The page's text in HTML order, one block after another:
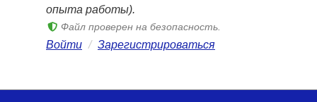
опыта работы).
Файл проверен на безопасность.
Войти / Зарегистрироваться